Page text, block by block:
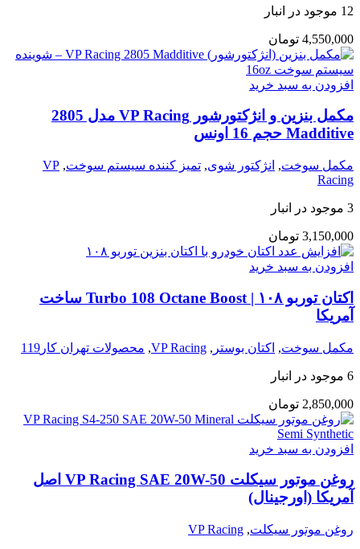
12 موجود در انبار
4,550,000 تومان
افزودن به سبد خرید
مکمل بنزین و انژکتورشور VP Racing مدل 2805
Madditive حجم 16 اونس
مکمل سوخت, انژکتور شوی, تمیز کننده سیستم سوخت,
VP
Racing
3 موجود در انبار
3,150,000 تومان
افزودن به سبد خرید
اکتان توربو ۱۰۸ | Turbo 108 Octane Boost ساخت
آمریکا
مکمل سوخت, اکتان بوستر ,
VP Racing
, محصولات تهران کار119
6 موجود در انبار
2,850,000 تومان
افزودن به سبد خرید
روغن موتور سیکلت VP Racing SAE 20W-50 اصل
آمریکا (اورجینال)
روغن موتور سیکلت,
VP Racing